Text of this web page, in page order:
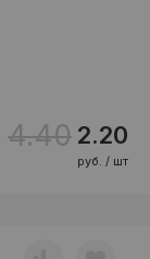
4.40 2.20
руб. / шт